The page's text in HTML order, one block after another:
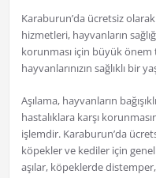
Karaburun’da ücretsiz
hizmetleri, hayvanların
korunması için büyük önem
hayvanlarınızın sağlıklı bir
Aşılama, hayvanların
hastalıklara karşı
işlemdir. Karaburun’da
köpekler ve kediler için
aşılar, köpeklerde